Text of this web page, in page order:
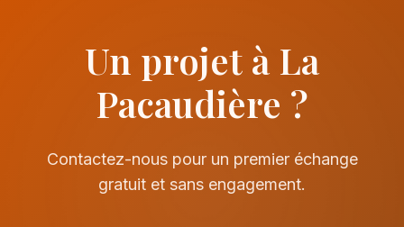
Un projet à La
Pacaudière ?
Contactez-nous pour un premier échange
gratuit et sans engagement.